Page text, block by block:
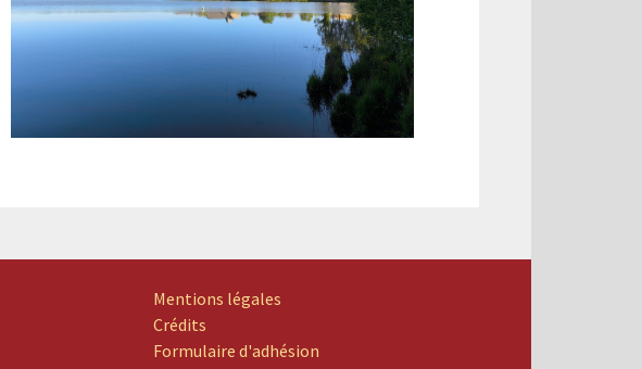
Mentions légales
Crédits
Formulaire d'adhésion